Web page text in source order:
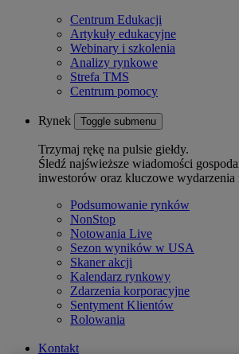
Centrum Edukacji
Artykuły edukacyjne
Webinary i szkolenia
Analizy rynkowe
Strefa TMS
Centrum pomocy
Rynek Toggle submenu
Trzymaj rękę na pulsie giełdy.
Śledź najświeższe wiadomości
inwestorów oraz kluczowe wydarzenia
Podsumowanie rynków
NonStop
Notowania Live
Sezon wyników w USA
Skaner akcji
Kalendarz rynkowy
Zdarzenia korporacyjne
Sentyment Klientów
Rolowania
Kontakt